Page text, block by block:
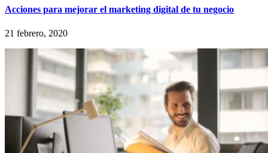
Acciones para mejorar el marketing digital de tu negocio
21 febrero, 2020